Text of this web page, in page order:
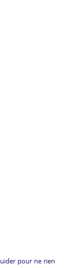
pour ne rien